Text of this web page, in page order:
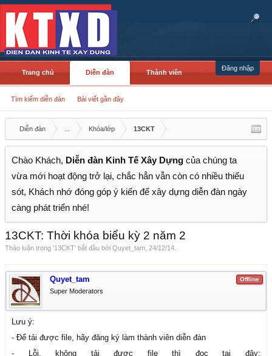
Đăng nhập
Trang chủ Diễn đàn
Tìm kiếm diễn đàn Bài viết gần đây
Thành viên
Diễn đàn Khóa/lớp 13CKT
Chào Khách, Diễn đàn Kinh Tế Xây Dựng của chúng ta
vừa mới hoạt động trở lại, chắc hẳn vẫn còn có nhiều thiếu
sót, Khách nhớ đóng góp ý kiến để xây dựng diễn đàn ngày
càng phát triển nhé!
13CKT: Thời khóa biểu kỳ 2 năm 2
Thảo luận trong '13CKT' bắt đầu bởi Quyet_tam 24/12/14
Offline
Quyet_tam
Super Moderators
Lưu ý:
- Để tải được file, hãy đăng ký làm thành viên diễn đàn
- Lỗi, không tải được file thì đọc tại đây: